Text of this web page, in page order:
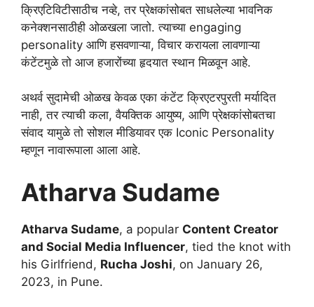
क्रिएटिविटीसाठीच नव्हे, तर प्रेक्षकांसोबत साधलेल्या भावनिक
कनेक्शनसाठीही ओळखला जातो. त्याच्या engaging
personality आणि हसवणाऱ्या, विचार करायला लावणाऱ्या
कंटेंटमुळे तो आज हजारोंच्या हृदयात स्थान मिळवून आहे.
अथर्व सुदामेची ओळख केवळ एका कंटेंट क्रिएटरपुरती मर्यादित
नाही, तर त्याची कला, वैयक्तिक आयुष्य, आणि प्रेक्षकांसोबतचा
संवाद यामुळे तो सोशल मीडियावर एक Iconic Personality
म्हणून नावारूपाला आला आहे.
Atharva Sudame
Atharva Sudame, a popular Content Creator
and Social Media Influencer, tied the knot with
his Girlfriend, Rucha Joshi, on January 26,
2023, in Pune.